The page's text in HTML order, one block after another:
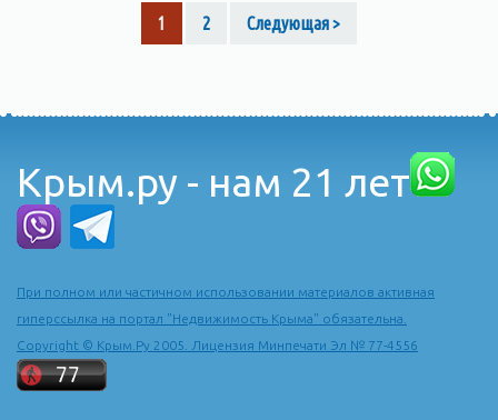
1 2 Следующая >
Крым.ру - нам 21 лет
При полном или частичном использовании материалов активная
гиперссылка на портал "Недвижимость Крыма" обязательна.
Copyright © Крым.Ру 2005. Лицензия Минпечати Эл № 77-4556